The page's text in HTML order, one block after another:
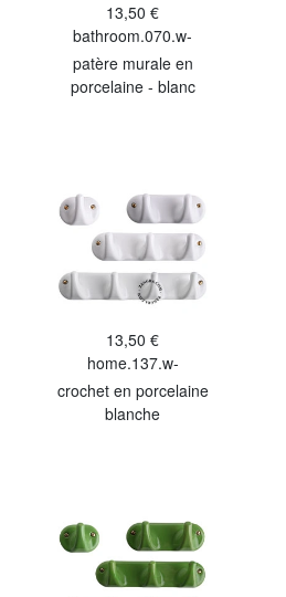
13,50 €
bathroom.070.w-
patère murale en
porcelaine - blanc
13,50 €
home.137.w-
crochet en porcelaine
blanche